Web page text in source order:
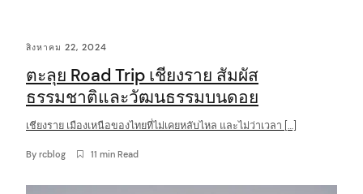
สิงหาคม 22, 2024
ตะลุย Road Trip เชียงราย สัมผัส
ธรรมชาติและวัฒนธรรมบนดอย
เชียงราย เมืองเหนือของไทยที่ไม่เคยหลับไหล และไม่ว่าเวลา […]
By rcblog 11 min Read